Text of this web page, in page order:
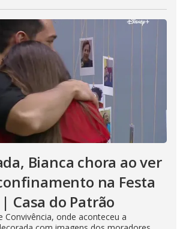
Bianca chora ao ver
na Festa
Casa do Patrão
Convivência, onde aconteceu a